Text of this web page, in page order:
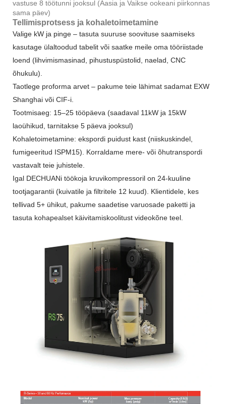
vastuse 8 töötunni jooksul (Aasia ja Vaikse ookeani piirkonnas
sama päev)
Tellimisprotsess ja kohaletoimetamine
Valige kW ja pinge – tasuta suuruse soovituse saamiseks
kasutage ülaltoodud tabelit või saatke meile oma tööriistade
loend (lihvimismasinad, pihustuspüstolid, naelad, CNC
õhukulu).
Taotlege proforma arvet – pakume teie lähimat sadamat EXW
Shanghai või CIF-i.
Tootmisaeg: 15–25 tööpäeva (saadaval 11kW ja 15kW
laoühikud, tarnitakse 5 päeva jooksul)
Kohaletoimetamine: ekspordi puidust kast (niiskuskindel,
fumigeeritud ISPM15). Korraldame mere- või õhutranspordi
vastavalt teie juhistele.
Igal DECHUANi töökoja kruvikompressoril on 24-kuuline
tootjagarantii (kuivatile ja filtritele 12 kuud). Klientidele, kes
tellivad 5+ ühikut, pakume saadetise varuosade paketti ja
tasuta kohapealset käivitamiskoolitust videokõne teel.